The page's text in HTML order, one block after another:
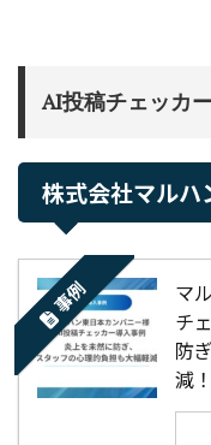
AI投稿チェッカ
株式会社マルハ
事例
マ
チ
防
減！